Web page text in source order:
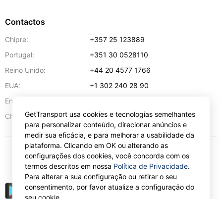
Contactos
Chipre:
+357 25 123889
Portugal:
+351 30 0528110
Reino Unido:
+44 20 4577 1766
EUA:
+1 302 240 28 90
Endereço de e-mail:
Chipre:
57 Spyrou Kyprianou,Lárnaca 6051
EUR
GetTransport usa cookies e tecnologias semelhantes
para personalizar conteúdo, direcionar anúncios e
medir sua eficácia, e para melhorar a usabilidade da
plataforma. Clicando em OK ou alterando as
configurações dos cookies, você concorda com os
termos descritos em nossa Política de Privacidade.
Para alterar a sua configuração ou retirar o seu
consentimento, por favor atualize a configuração do
seu cookie.